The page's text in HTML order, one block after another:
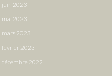
juin 2023
mai 2023
mars 2023
février 2023
décembre 2022